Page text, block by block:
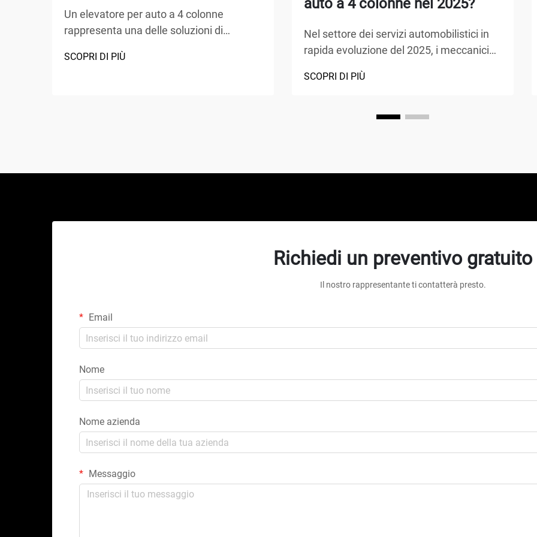
Un elevatore per auto a 4 colonne
rappresenta una delle soluzioni di
adottate nei centri di assistenza
SCOPRI DI PIÙ
auto a 4 colonne nel 2025?
Nel settore dei servizi automobilistici in
rapida evoluzione del 2025, i meccanici
avanzate che massimizzano l'efficienza
sollevatore a 4 colonne si è affermato
SCOPRI DI PIÙ
Richiedi un preventivo gratuito
Il nostro rappresentante ti contatterà presto.
Email
Nome
Nome azienda
Messaggio